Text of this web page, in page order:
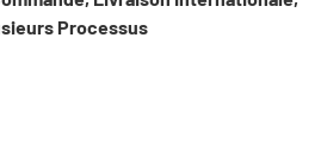
Processus